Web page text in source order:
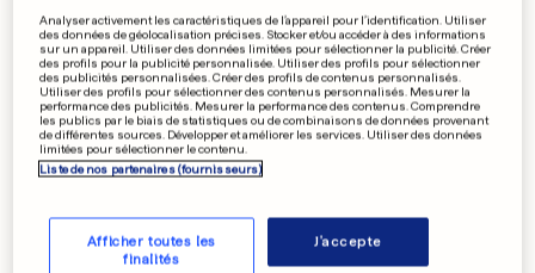
Remplacement, Argentine. Facundo Medina
remplace Julián Alvarez.
94'
Hamdi Fathy (Egypte) reçoit un carton jaune.
Mostafa Shobeir (Egypte) reçoit un carton
Analyser activement les caractéristiques de l’appareil pour l’identification. Utiliser
des données de géolocalisation précises. Stocker et/ou accéder à des informations
sur un appareil. Utiliser des données limitées pour sélectionner la publicité. Créer
des profils pour la publicité personnalisée. Utiliser des profils pour sélectionner
des publicités personnalisées. Créer des profils de contenus personnalisés.
Utiliser des profils pour sélectionner des contenus personnalisés. Mesurer la
performance des publicités. Mesurer la performance des contenus. Comprendre
les publics par le biais de statistiques ou de combinaisons de données provenant
de différentes sources. Développer et améliorer les services. Utiliser des données
limitées pour sélectionner le contenu.
Liste de nos partenaires (fournisseurs)
Afficher toutes les
finalités
J'accepte